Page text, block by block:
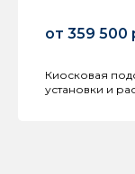
от 359 500
Киосковая
установки и